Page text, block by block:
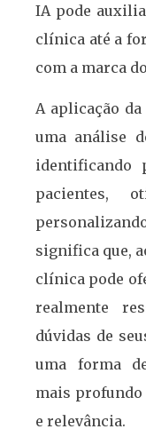
IA pode
clínica até a
com a marca
A aplicação
uma análise
identificando
pacientes,
significa que,
clínica pode
realmente
dúvidas de
uma forma
mais profundo
e relevância.